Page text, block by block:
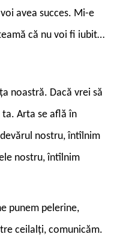
avea succes. Mi-e
că nu voi fi iubit…
noastră. Dacă vrei să
Arta se află în
nostru, întîlnim
nostru, întîlnim
punem pelerine,
ceilalți, comunicăm.